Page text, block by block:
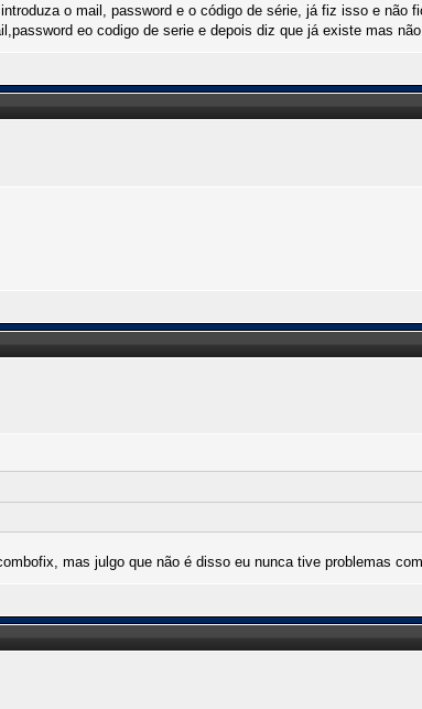
o mail, password e o código de série, já fiz isso e não
eo codigo de serie e depois diz que já existe mas não
mas julgo que não é disso eu nunca tive problemas